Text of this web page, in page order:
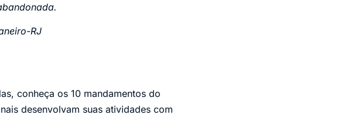
RJ
conheça os 10 mandamentos do
desenvolvam suas atividades com